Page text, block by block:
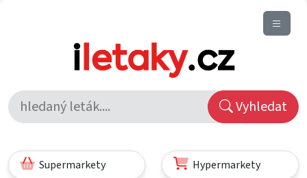
Vyhledat
Supermarkety Hypermarkety